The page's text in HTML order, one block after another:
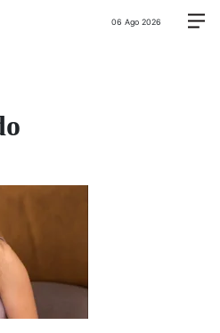
06 Ago 2026